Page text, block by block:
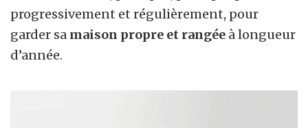
progressivement et régulièrement, pour
garder sa maison propre et rangée à longueur
d’année.